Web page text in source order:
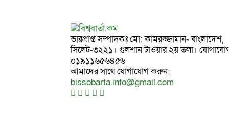
ভারপ্রাপ্ত সম্পাদকঃ মো: কামরুজ্জামান- বাংলাদেশ,
সিলেট-৩২২১। গুলশান টাওয়ার ২য় তলা।
০১৯১১৬৫৬৪৫৬
আমাদের সাথে যোগাযোগ করুন:
bissobarta.info@gmail.com